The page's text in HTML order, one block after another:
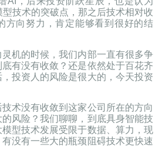
技术的突破点，那之后技术相对收
方向努力，肯定能够看到很好的结
机的时候，我们内部一直有很多争
有没有收敛？还是依然处于百花齐
投资人的风险是很大的，今天投资
术没有收敛到这家公司所在的方向
的风险？我们聊聊，到底具身智能技
型技术发展受限于数据、算力，现
没有一些大的瓶颈阻碍技术更快速